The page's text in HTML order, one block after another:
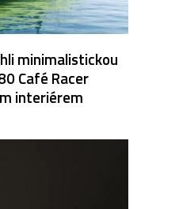
minimalistickou
Café Racer
interiérem